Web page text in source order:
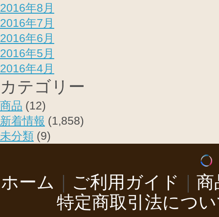
2016年8月
2016年7月
2016年6月
2016年5月
2016年4月
カテゴリー
商品 (12)
新着情報 (1,858)
未分類 (9)
ホーム ご利用ガイド
商
特定商取引法につ